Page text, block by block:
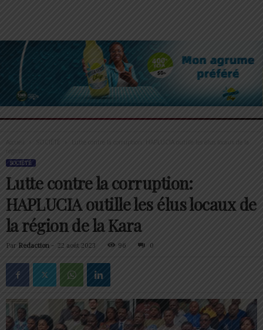
Accueil
Lutte contre la corruption: HAPLUCIA outille les élus locaux de la
SOCIÉTÉ
Lutte contre la corruption:
HAPLUCIA outille les élus locaux de
la région de la Kara
Par Redaction - 22 août 2023 96 0